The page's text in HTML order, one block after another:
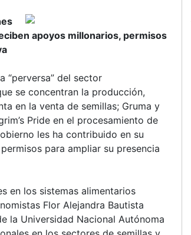
apoyos millonarios, permisos
“perversa” del sector
se concentran la producción,
en la venta de semillas; Gruma y
Pride en el procesamiento de
les ha contribuido en su
para ampliar su presencia
en los sistemas alimentarios
Flor Alejandra Bautista
la Universidad Nacional Autónoma